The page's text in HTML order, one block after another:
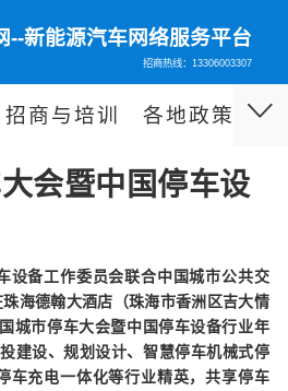
--新能源汽车网络服务平台
招商热线：13306003307
招商与培训 各地政策 泊
会暨中国停车设
设备工作委员会联合中国城市公共交
珠海德翰大酒店（珠海市香洲区吉大情
城市停车大会暨中国停车设备行业年
建设、规划设计、智慧停车机械式停
车充电一体化等行业精英，共享停车